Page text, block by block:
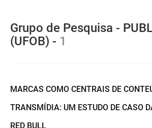
Grupo de Pesquisa -
(UFOB) - 1
MARCAS COMO CENTRAIS DE
TRANSMÍDIA: UM ESTUDO DE CASO
RED BULL